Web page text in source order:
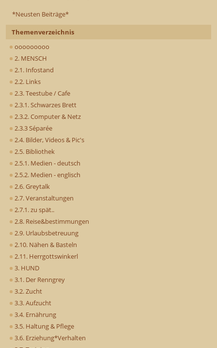
*Neusten Beiträge*
Themenverzeichnis
ooooooooo
2. MENSCH
2.1. Infostand
2.2. Links
2.3. Teestube / Cafe
2.3.1. Schwarzes Brett
2.3.2. Computer & Netz
2.3.3 Séparée
2.4. Bilder, Videos & Pic's
2.5. Bibliothek
2.5.1. Medien - deutsch
2.5.2. Medien - englisch
2.6. Greytalk
2.7. Veranstaltungen
2.7.1. zu spät..
2.8. Reise&bestimmungen
2.9. Urlaubsbetreuung
2.10. Nähen & Basteln
2.11. Herrgottswinkerl
3. HUND
3.1. Der Renngrey
3.2. Zucht
3.3. Aufzucht
3.4. Ernährung
3.5. Haltung & Pflege
3.6. Erziehung*Verhalten